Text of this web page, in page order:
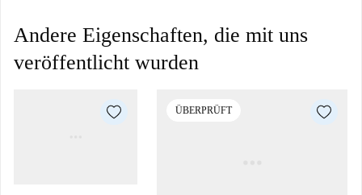
Andere Eigenschaften, die mit uns
veröffentlicht wurden
ÜBERPRÜFT